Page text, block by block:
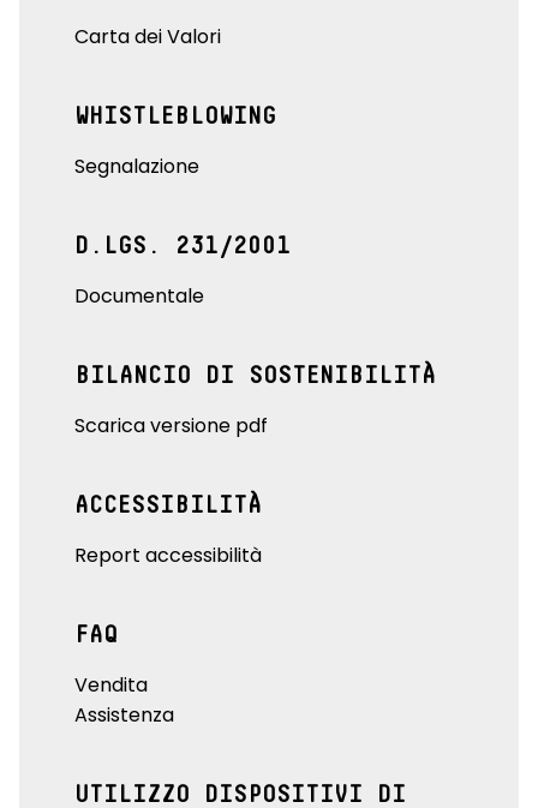
Carta dei Valori
WHISTLEBLOWING
Segnalazione
D.LGS. 231/2001
Documentale
BILANCIO DI SOSTENIBILITÀ
Scarica versione pdf
ACCESSIBILITÀ
Report accessibilità
FAQ
Vendita
Assistenza
UTILIZZO DISPOSITIVI DI